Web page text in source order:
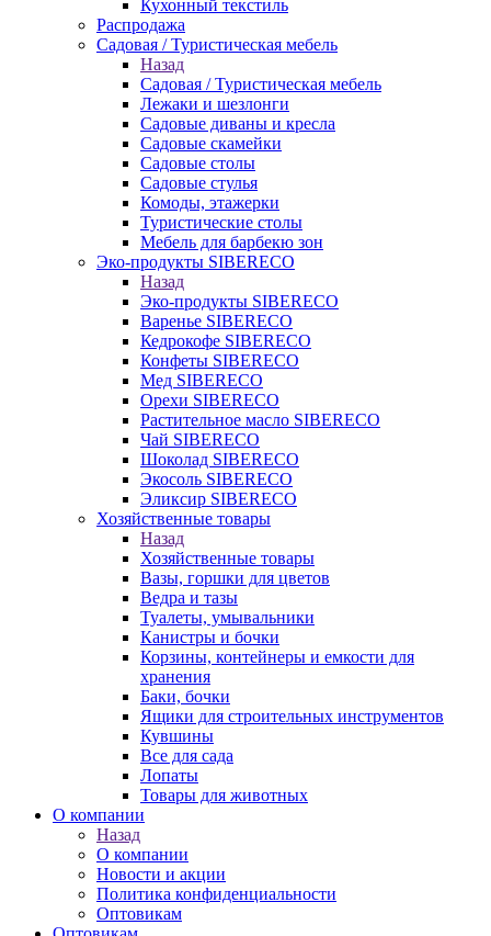
Кухонный текстиль
Распродажа
Садовая / Туристическая мебель
Назад
Садовая / Туристическая мебель
Лежаки и шезлонги
Садовые диваны и кресла
Садовые скамейки
Садовые столы
Садовые стулья
Комоды, этажерки
Туристические столы
Мебель для барбекю зон
Эко-продукты SIBERECO
Назад
Эко-продукты SIBERECO
Варенье SIBERECO
Кедрокофе SIBERECO
Конфеты SIBERECO
Мед SIBERECO
Орехи SIBERECO
Растительное масло SIBERECO
Чай SIBERECO
Шоколад SIBERECO
Экосоль SIBERECO
Эликсир SIBERECO
Хозяйственные товары
Назад
Хозяйственные товары
Вазы, горшки для цветов
Ведра и тазы
Туалеты, умывальники
Канистры и бочки
Корзины, контейнеры и емкости для
хранения
Баки, бочки
Ящики для строительных инструментов
Кувшины
Все для сада
Лопаты
Товары для животных
О компании
Назад
О компании
Новости и акции
Политика конфиденциальности
Оптовикам